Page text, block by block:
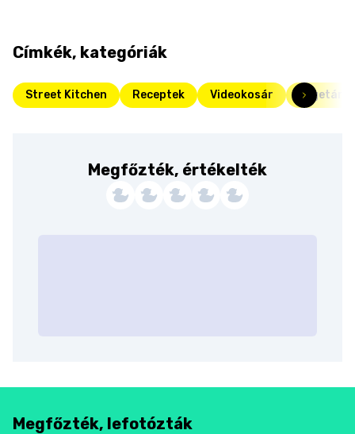
Címkék, kategóriák
Street Kitchen Receptek Videokosár
Megfőzték, értékelték
Megfőzték, lefotózták